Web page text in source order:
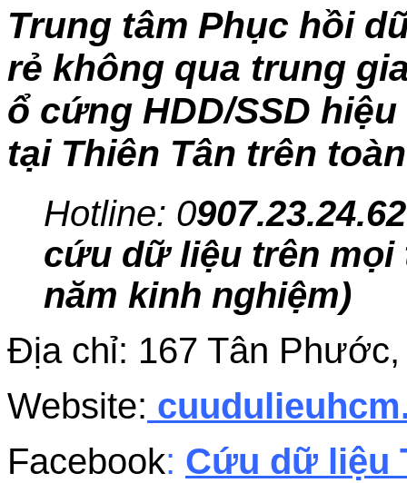
Trung tâm Phục hồi
rẻ không qua trung
ổ cứng HDD/SSD
tại Thiên Tân trên
Hotline: 0
cứu dữ liệu trên
năm kinh nghiệm)
Địa chỉ: 167 Tân
Website:
Facebook: Cứu dữ liệu